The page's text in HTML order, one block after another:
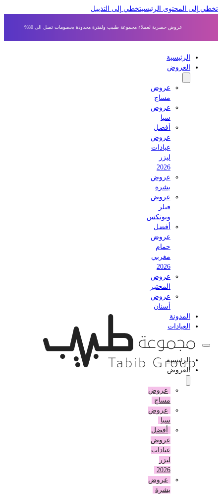
إلى المحتوى الرئيسي تخطي إلى التذييل
عروض حصرية لعملاء مجموعة طبيب ولفترة محدودة بخصومات تصل الى 80%
الرئيسية
العروض
عروض
مساج
عروض
أفضل
عروض
عيادات
عروض
بشرة
عروض
وبوتكس
أفضل
عروض
حمام
مغربي
عروض
المختبر
عروض
أسنان
المدونة
العيادات
الرئيسية
العروض
عروض
مساج
عروض
أفضل
عروض
عيادات
عروض
بشرة